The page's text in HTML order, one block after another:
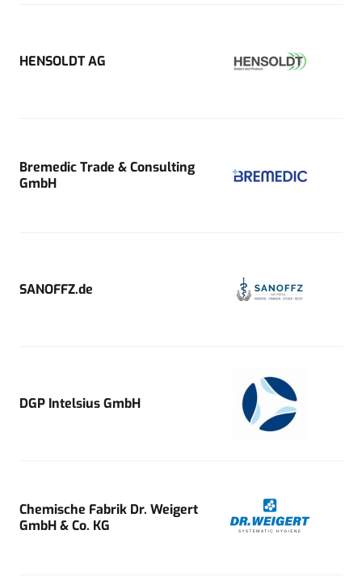
HENSOLDT AG
Bremedic Trade & Consulting
GmbH
SANOFFZ.de
DGP Intelsius GmbH
Chemische Fabrik Dr. Weigert
GmbH & Co. KG